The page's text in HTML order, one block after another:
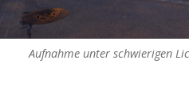
Aufnahme unter schwierigen